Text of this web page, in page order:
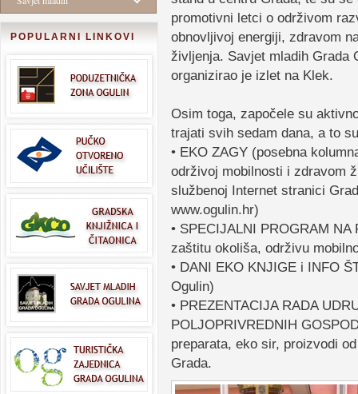
POPULARNI LINKOVI
promotivni letci o održivom
obnovljivoj energiji, zdravom
življenja. Savjet mladih Grada
organizirao je izlet na Klek.
Osim toga, započele su
trajati svih sedam dana, a to
• EKO ZAGY (posebna
održivoj mobilnosti i zdravom
službenoj Internet stranici
www.ogulin.hr)
• SPECIJALNI PROGRAM
zaštitu okoliša, održivu
• DANI EKO KNJIGE i INFO
Ogulin)
• PREZENTACIJA RADA
POLJOPRIVREDNIH
preparata, eko sir, proizvodi
Grada.